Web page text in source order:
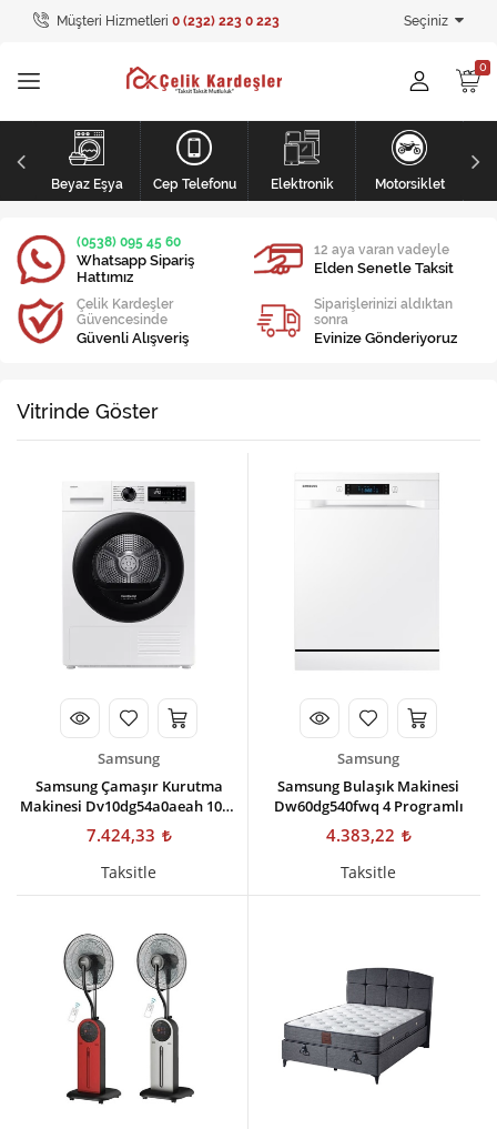
Müşteri Hizmetleri 0 (232) 223 0 223 Seçiniz
Tüm Kategoriler
Ev Tekstili
GİYİM
Kişisel Bakım
Elektronik
Motorsikletler
Beyaz Eşya
Cep Telefonu Elektronik Motorsiklet
(0538) 095 45 60
Whatsapp Sipariş
Hattımız
12 aya varan vadeyle
Elden Senetle Taksit
Çelik Kardeşler
Güvencesinde
Güvenli Alışveriş
Siparişlerinizi aldıktan
sonra
Evinize Gönderiyoruz
Vitrinde Göster
Samsung
Samsung Çamaşır Kurutma
Makinesi Dv10dg54a0aeah 10kg
Isı Pompalı
7.424,33
Taksitle
Samsung
Samsung Bulaşık Makinesi
Dw60dg540fwq 4 Programlı
4.383,22
Taksitle